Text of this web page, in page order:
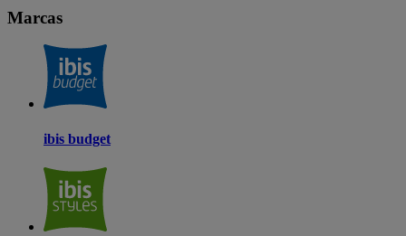
Marcas
ibis budget